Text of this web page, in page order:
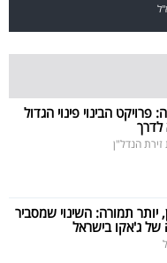
20 שנה: פרויקט הבינוי פינוי הגדול
לדרך
הנדל"ן
יותר תמורה: השינוי שמסביר
ג'אקו בישראל